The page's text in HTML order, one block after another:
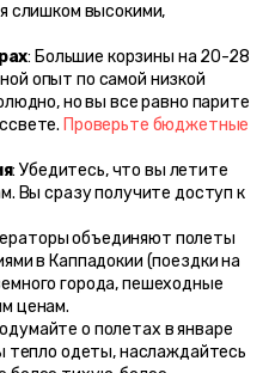
слишком высокими,
: Большие корзины на 20-28
опыт по самой низкой
но вы все равно парите
Проверьте бюджетные
: Убедитесь, что вы летите
Вы сразу получите доступ к
объединяют полеты
в Каппадокии (поездки на
города, пешеходные
ценам.
о полетах в январе
тепло одеты, наслаждайтесь